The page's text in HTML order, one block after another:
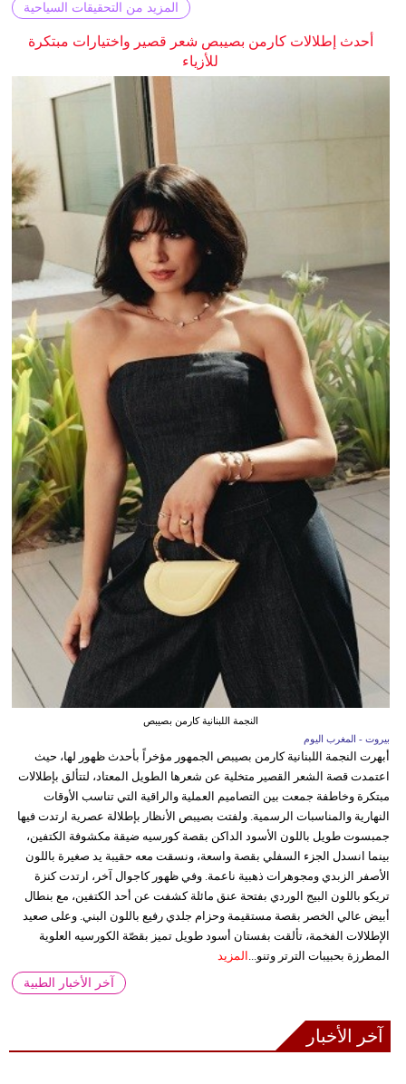
المزيد من التحقيقات السياحية
أحدث إطلالات كارمن بصيبص شعر قصير واختيارات مبتكرة
للأزياء
النجمة اللبنانية كارمن بصيبص
بيروت - المغرب اليوم
أبهرت النجمة اللبنانية كارمن بصيبص الجمهور مؤخراً بأحدث ظهور لها، حيث
اعتمدت قصة الشعر القصير متخلية عن شعرها الطويل المعتاد، لتتألق بإطلالات
مبتكرة وخاطفة جمعت بين التصاميم العملية والراقية التي تناسب الأوقات
النهارية والمناسبات الرسمية. ولفتت بصيبص الأنظار بإطلالة عصرية ارتدت فيها
جمبسوت طويل باللون الأسود الداكن بقصة كورسيه ضيقة مكشوفة الكتفين،
بينما انسدل الجزء السفلي بقصة واسعة، ونسقت معه حقيبة يد صغيرة باللون
الأصفر الزبدي ومجوهرات ذهبية ناعمة. وفي ظهور كاجوال آخر، ارتدت كنزة
تريكو باللون البيج الوردي بفتحة عنق مائلة كشفت عن أحد الكتفين، مع بنطال
أبيض عالي الخصر بقصة مستقيمة وحزام جلدي رفيع باللون البني. وعلى صعيد
الإطلالات الفخمة، تألقت بفستان أسود طويل تميز بقصّة الكورسيه العلوية
المطرزة بحبيبات الترتر وتنو... المزيد
آخر الأخبار الطبية
آخر الأخبار